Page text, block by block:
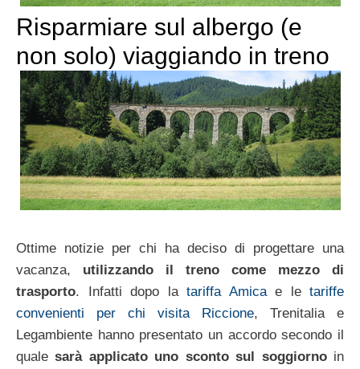
Risparmiare sul albergo (e
non solo) viaggiando in treno
Ottime notizie per chi ha deciso di progettare una
vacanza, utilizzando il treno come mezzo di
trasporto. Infatti dopo la tariffa Amicae le tariffe
convenienti per chi visita Riccione, Trenitalia e
Legambiente hanno presentato un accordo secondo il
qualesarà applicato uno sconto sul soggiornoin